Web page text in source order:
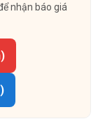
nhận báo giá